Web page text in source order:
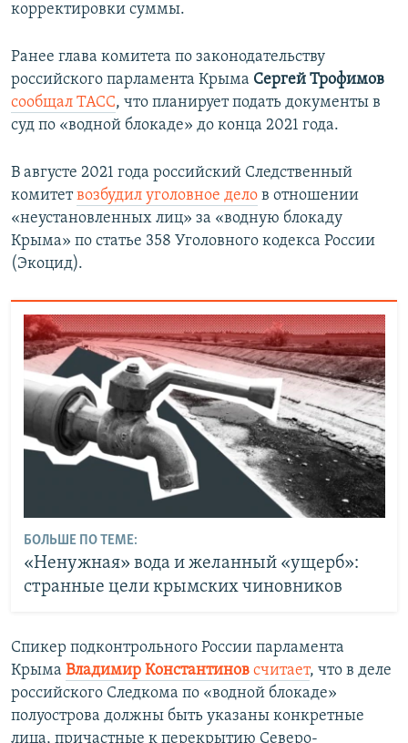
корректировки суммы.
Ранее глава комитета по законодательству
российского парламента Крыма Сергей Трофимов
сообщал ТАСС, что планирует подать документы в
суд по «водной блокаде» до конца 2021 года.
В августе 2021 года российский Следственный
комитетвозбудил уголовное дело в отношении
«неустановленных лиц» за «водную блокаду
Крыма» по статье 358 Уголовного кодекса России
(Экоцид).
БОЛЬШЕ ПО ТЕМЕ:
«Ненужная» вода и желанный «ущерб»:
странные цели крымских чиновников
Спикер подконтрольного России парламента
Крыма Владимир Константинов считает, что в деле
российского Следкома по «водной блокаде»
полуострова должны быть указаны конкретные
лица, причастные к перекрытию Северо-